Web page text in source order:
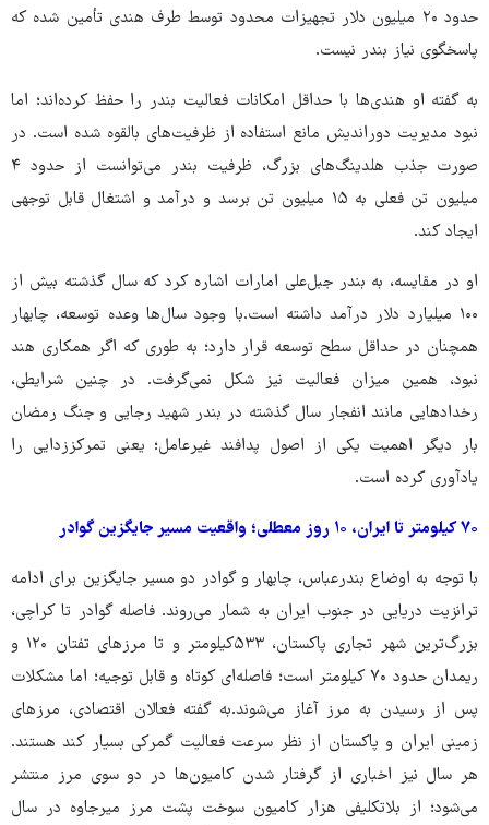
حدود ۲۰ میلیون دلار تجهیزات محدود توسط طرف هندی تأمین شده که
پاسخگوی نیاز بندر نیست.
به گفته او هندی‌ها با حداقل امکانات فعالیت بندر را حفظ کرده‌اند؛ اما
نبود مدیریت دوراندیش مانع استفاده از ظرفیت‌های بالقوه شده است. در
صورت جذب هلدینگ‌های بزرگ، ظرفیت بندر می‌توانست از حدود ۴
میلیون تن فعلی به ۱۵ میلیون تن برسد و درآمد و اشتغال قابل توجهی
ایجاد کند.
او در مقایسه، به بندر جبل‌علی امارات اشاره کرد که سال گذشته بیش از
۱۰۰ میلیارد دلار درآمد داشته است.با وجود سال‌ها وعده توسعه، چابهار
همچنان در حداقل سطح توسعه قرار دارد؛ به‌ طوری که اگر همکاری هند
نبود، همین میزان فعالیت نیز شکل نمی‌گرفت. در چنین شرایطی،
رخدادهایی مانند انفجار سال گذشته در بندر شهید رجایی و جنگ رمضان
بار دیگر اهمیت یکی از اصول پدافند غیرعامل؛ یعنی تمرکززدایی را
یادآوری کرده است.
۷۰ کیلومتر تا ایران، ۱۰ روز معطلی؛ واقعیت مسیر جایگزین گوادر
با توجه به اوضاع بندرعباس، چابهار و گوادر دو مسیر جایگزین برای ادامه
ترانزیت دریایی در جنوب ایران به شمار می‌روند. فاصله گوادر تا کراچی،
بزرگ‌ترین شهر تجاری پاکستان، ۵۳۳کیلومتر و تا مرزهای تفتان ۱۲۰ و
ریمدان حدود ۷۰ کیلومتر است؛ فاصله‌ای کوتاه و قابل توجیه؛ اما مشکلات
پس از رسیدن به مرز آغاز می‌شوند.به گفته فعالان اقتصادی، مرزهای
زمینی ایران و پاکستان از نظر سرعت فعالیت گمرکی بسیار کند هستند.
هر سال نیز اخباری از گرفتار شدن کامیون‌ها در دو سوی مرز منتشر
می‌شود؛ از بلاتکلیفی هزار کامیون سوخت پشت مرز میرجاوه در سال